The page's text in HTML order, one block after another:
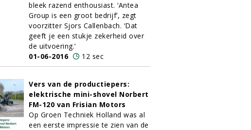
bleek razend enthousiast. ‘Antea
Group is een groot bedrijf’, zegt
voorzitter Sjors Callenbach. ‘Dat
geeft je een stukje zekerheid over
de uitvoering.’
01-06-2016
12 sec
Vers van de productiepers:
elektrische mini-shovel Norbert
FM-120 van Frisian Motors
Op Groen Techniek Holland was al
een eerste impressie te zien van de